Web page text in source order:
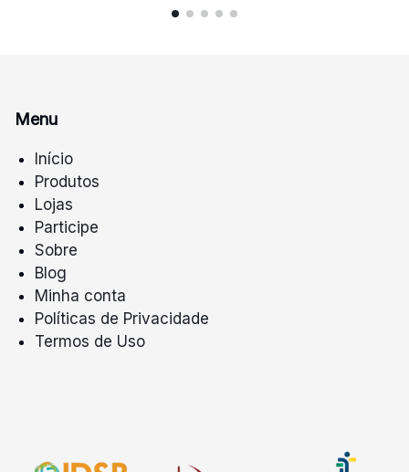
Menu
Início
Produtos
Lojas
Participe
Sobre
Blog
Minha conta
Políticas de Privacidade
Termos de Uso